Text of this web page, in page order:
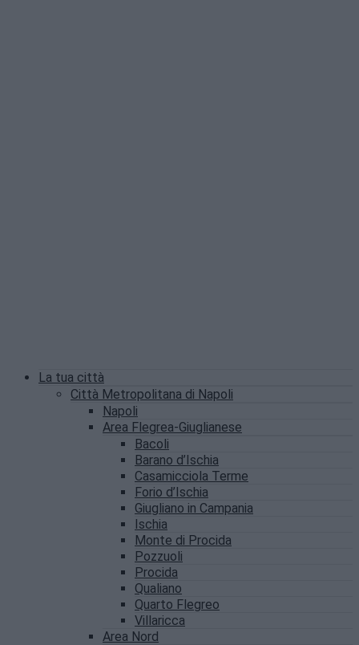
La tua città
Città Metropolitana di Napoli
Napoli
Area Flegrea-Giuglianese
Bacoli
Barano d’Ischia
Casamicciola Terme
Forio d’Ischia
Giugliano in Campania
Ischia
Monte di Procida
Pozzuoli
Procida
Qualiano
Quarto Flegreo
Villaricca
Area Nord